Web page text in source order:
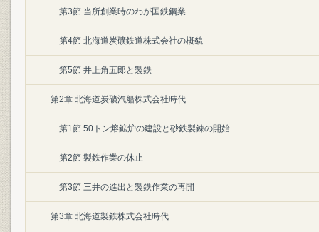
第3節 当所創業時のわが国鉄鋼業
第4節 北海道炭礦鉄道株式会社の概貌
第5節 井上角五郎と製鉄
第2章 北海道炭礦汽船株式会社時代
第1節 50トン熔鉱炉の建設と砂鉄製錬の開始
第2節 製鉄作業の休止
第3節 三井の進出と製鉄作業の再開
第3章 北海道製鉄株式会社時代